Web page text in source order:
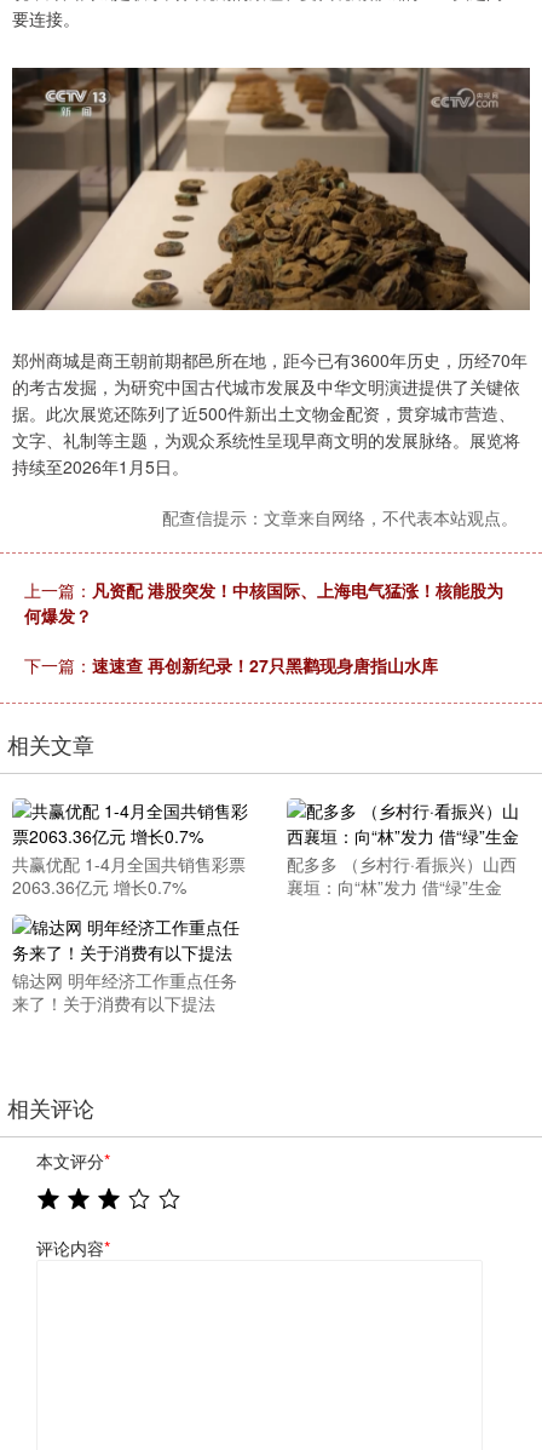
要连接。
郑州商城是商王朝前期都邑所在地，距今已有3600年历史，历经70年
的考古发掘，为研究中国古代城市发展及中华文明演进提供了关键依
据。此次展览还陈列了近500件新出土文物金配资，贯穿城市营造、
文字、礼制等主题，为观众系统性呈现早商文明的发展脉络。展览将
持续至2026年1月5日。
配查信提示：文章来自网络，不代表本站观点。
上一篇： 凡资配 港股突发！中核国际、上海电气猛涨！核能股为
何爆发？
下一篇： 速速查 再创新纪录！27只黑鹳现身唐指山水库
相关文章
共赢优配 1-4月全国共销售彩票
2063.36亿元 增长0.7%
配多多 （乡村行·看振兴）山西
襄垣：向“林”发力 借“绿”生金
锦达网 明年经济工作重点任务
来了！关于消费有以下提法
相关评论
本文评分*
评论内容*